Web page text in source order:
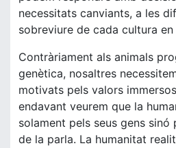
necessitats canviants, a les
sobreviure de cada cultura
Contràriament als animals
genètica, nosaltres
motivats pels valors
endavant veurem que la
solament pels seus gens
de la parla. La humanitat